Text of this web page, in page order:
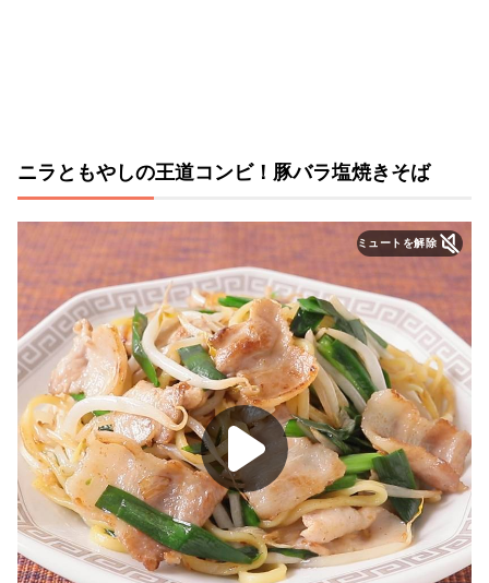
ニラともやしの王道コンビ！豚バラ塩焼きそば
ミュートを解除